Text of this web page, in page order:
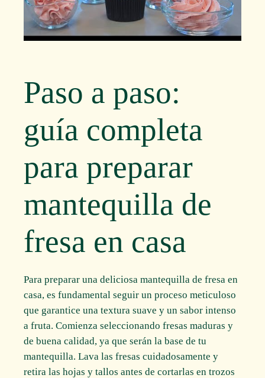
Paso a paso:
guía completa
para preparar
mantequilla de
fresa en casa
Para preparar una deliciosa mantequilla de fresa en
casa, es fundamental seguir un proceso meticuloso
que garantice una textura suave y un sabor intenso
a fruta. Comienza seleccionando fresas maduras y
de buena calidad, ya que serán la base de tu
mantequilla. Lava las fresas cuidadosamente y
retira las hojas y tallos antes de cortarlas en trozos